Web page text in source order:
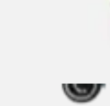
Aktueller Preis